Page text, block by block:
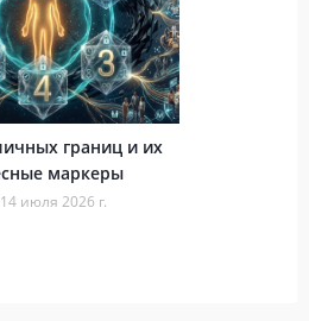
границ и их
маркеры
14 июля 2026 г.